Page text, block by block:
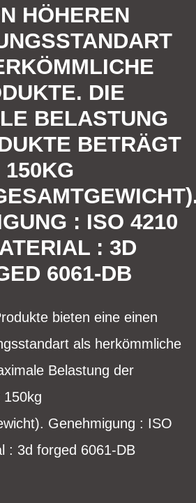
HÖHEREN
DIE
BELASTUNG
BETRÄGT
150KG
: ISO 4210
: 3D
6061-DB
bieten eine einen
als herkömmliche
Belastung der
Genehmigung : ISO
: 3d forged 6061-DB